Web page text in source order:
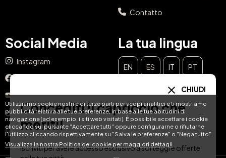
Utilizziamo cookie nostri e di terze parti per scopi analitici e ti mostriamo
pubblicità relativa alle tue preferenze, in base alle tue abitudini di
navigazione (ad esempio, i siti web visitati). È possibile accettare i cookie
cliccando sul pulsante "Accettare tutti" oppure configurarne o rifiutarne
l'utilizzo cliccando rispettivamente su "Salva le preferenze" o "Nega tutto".
Visualizza la nostra Politica dei cookie per maggiori dettagli
Contatto
Social Media
Instagram
YouTube
TikTok
LinkedIn
La tua lingua
EN ES IT PT
NL CHIUDI
Concediti il capriccio che
meriti!
Iscriviti per avere accesso esclusivo a sorteggi e offerte